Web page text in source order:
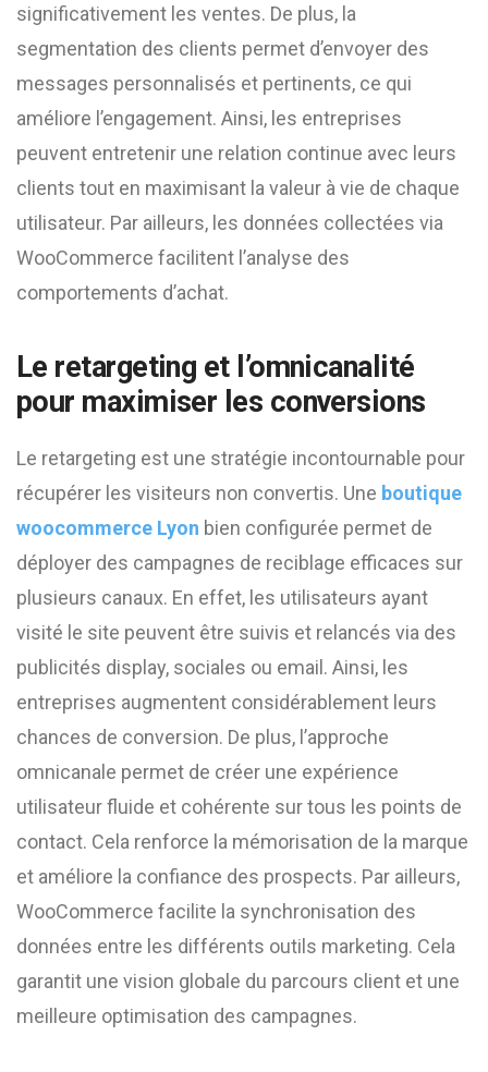
significativement les ventes. De plus, la
segmentation des clients permet d’envoyer des
messages personnalisés et pertinents, ce qui
améliore l’engagement. Ainsi, les entreprises
peuvent entretenir une relation continue avec leurs
clients tout en maximisant la valeur à vie de chaque
utilisateur. Par ailleurs, les données collectées via
WooCommerce facilitent l’analyse des
comportements d’achat.
Le retargeting et l’omnicanalité
pour maximiser les conversions
Le retargeting est une stratégie incontournable pour
récupérer les visiteurs non convertis. Une boutique
woocommerce Lyon bien configurée permet de
déployer des campagnes de reciblage efficaces sur
plusieurs canaux. En effet, les utilisateurs ayant
visité le site peuvent être suivis et relancés via des
publicités display, sociales ou email. Ainsi, les
entreprises augmentent considérablement leurs
chances de conversion. De plus, l’approche
omnicanale permet de créer une expérience
utilisateur fluide et cohérente sur tous les points de
contact. Cela renforce la mémorisation de la marque
et améliore la confiance des prospects. Par ailleurs,
WooCommerce facilite la synchronisation des
données entre les différents outils marketing. Cela
garantit une vision globale du parcours client et une
meilleure optimisation des campagnes.